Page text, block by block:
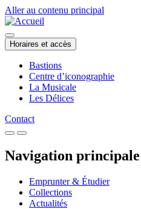
Aller au contenu principal
Horaires et accès
Bastions
Centre d’iconographie
La Musicale
Les Délices
Contact
Navigation principale
Emprunter & Étudier
Collections
Actualités